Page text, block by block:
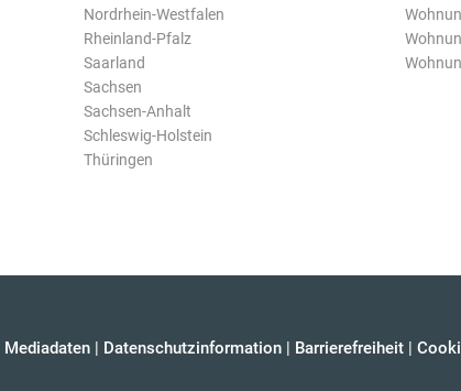
Nordrhein-Westfalen
Rheinland-Pfalz
Saarland
Sachsen
Sachsen-Anhalt
Schleswig-Holstein
Thüringen
Mediadaten | Datenschutzinformation | Barrierefreiheit |